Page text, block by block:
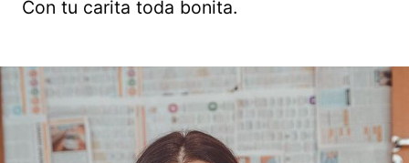
Con tu carita toda bonita.